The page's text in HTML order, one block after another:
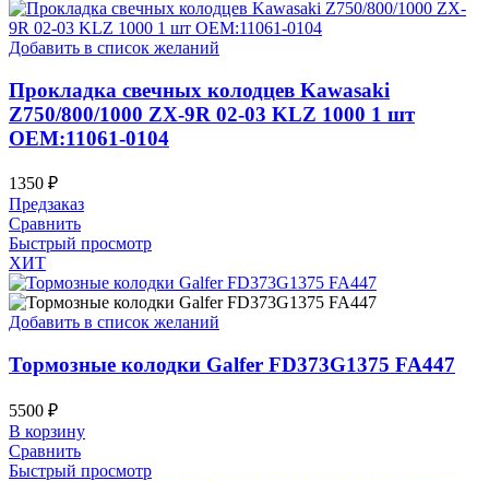
Добавить в список желаний
Прокладка свечных колодцев Kawasaki
Z750/800/1000 ZX-9R 02-03 KLZ 1000 1 шт
OEM:11061-0104
1350 ₽
Предзаказ
Сравнить
Быстрый просмотр
ХИТ
Добавить в список желаний
Тормозные колодки Galfer FD373G1375 FA447
5500 ₽
В корзину
Сравнить
Быстрый просмотр